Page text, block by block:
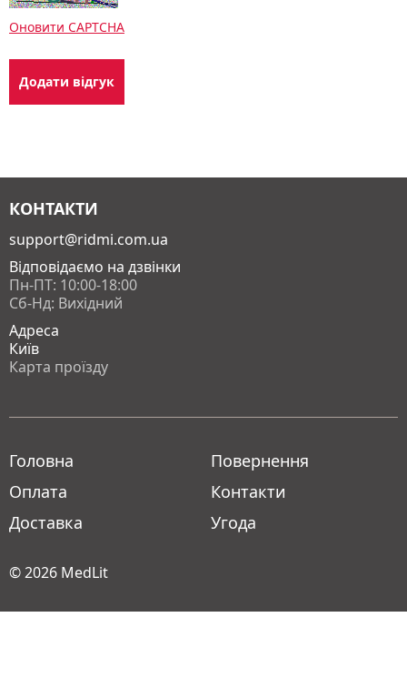
Оновити CAPTCHA
КОНТАКТИ
support@ridmi.com.ua
Відповідаємо на дзвінки
Пн-ПТ: 10:00-18:00
Сб-Нд: Вихідний
Адреса
Київ
Карта проїзду
Головна
Оплата
Доставка
Повернення
Контакти
Угода
© 2026 MedLit